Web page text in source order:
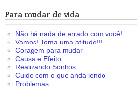
Para mudar de vida
Não há nada de errado com você!
Vamos! Toma uma atitude!!!
Coragem para mudar
Causa e Efeito
Realizando Sonhos
Cuide com o que anda lendo
Problemas